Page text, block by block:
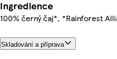
Ingredience
100% černý čaj*, *Rainforest
Skladování a příprava